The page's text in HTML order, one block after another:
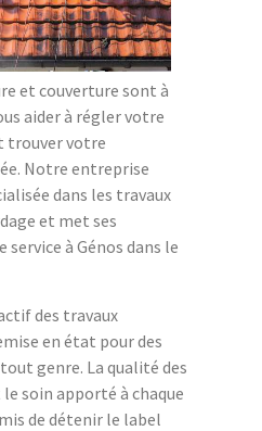
et couverture sont à
aider à régler votre
trouver votre
Notre entreprise
dans les travaux
et met ses
à Génos dans le
des travaux
en état pour des
genre. La qualité des
soin apporté à chaque
de détenir le label